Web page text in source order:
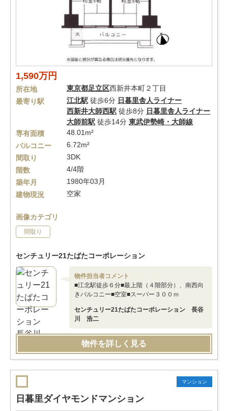
1,590万円
所在地 東京都足立区西新井本町２丁目
最寄り駅
江北駅 徒歩6分 日暮里舎人ライナー
西新井大師西駅 徒歩8分 日暮里舎人ライナー
大師前駅 徒歩14分 東武伊勢崎・大師線
専有面積
48.01m²
バルコニー
6.72m²
間取り
3DK
階数
4/4階
築年月
1980年03月
建物現況
空家
画像カテゴリ
間取り
センチュリー21たばたコーポレーション
物件担当者コメント
■江北駅徒歩６分■最上階（４階部分）、南西向
きバルコニー■空室■スーパー３００ｍ
センチュリー21たばたコーポレーション 長谷
川 浩二
物件を詳しく見る
マンション
日暮里ダイヤモンドマンション